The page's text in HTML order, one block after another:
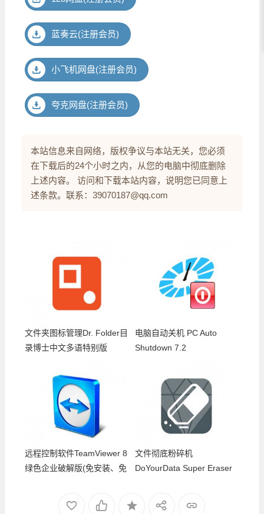
蓝奏云(注册会员)
小飞机网盘(注册会员)
夸克网盘(注册会员)
本站信息来自网络，版权争议与本站无关，您必须
在下载后的24个小时之内，从您的电脑中彻底删除
上述内容。 访问和下载本站内容，说明您已同意上
述条款。联系：39070187@qq.com
文件夹图标管理Dr. Folder目
录博士中文多语特别版
电脑自动关机 PC Auto
Shutdown 7.2
远程控制软件TeamViewer 8
绿色企业破解版(免安装、免
文件彻底粉碎机
DoYourData Super Eraser